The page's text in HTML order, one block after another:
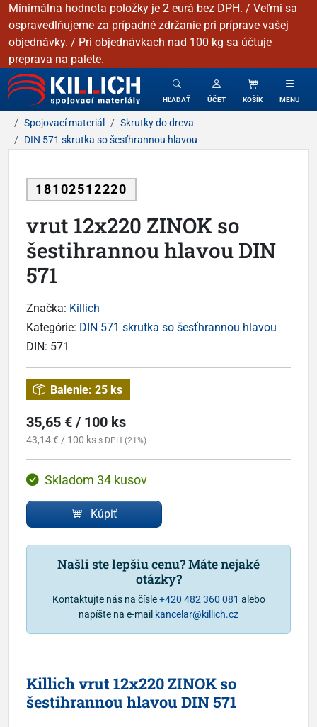
Minimálna hodnota položky je 2 eurá bez DPH. / Veľmi sa
ospravedlňujeme za prípadné zdržanie pri príprave vašej
objednávky. / Pri objednávkach nad 100 kg sa účtuje
preprava na palete.
KILLICH - Spojovacie materiály
HĽADAŤ ÚČET KOŠÍK MENU
Spojovací materiál
Skrutky do dreva
DIN 571 skrutka so šesťhrannou hlavou
18102512220
vrut 12x220 ZINOK so
šestihrannou hlavou DIN
571
Značka: Killich
Kategórie: DIN 571 skrutka so šesťhrannou hlavou
DIN: 571
Balenie: 25 ks
35,65 € / 100 ks
43,14 € / 100 ks s DPH (21%)
Skladom 34 kusov
Kúpiť
Našli ste lepšiu cenu? Máte nejaké
otázky?
Kontaktujte nás na čísle+420 482 360 081 alebo
napíšte na e-mail kancelar@killich.cz
Killich vrut 12x220 ZINOK so
šestihrannou hlavou DIN 571